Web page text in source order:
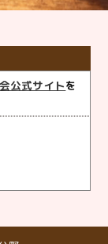
公式サイトを